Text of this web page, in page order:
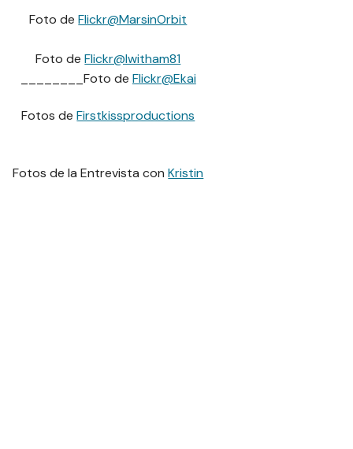
Foto deFlickr@MarsinOrbit
Foto deFlickr@lwitham81
________Foto de Flickr@Ekai
Fotos deFirstkissproductions
Fotos de la Entrevista conKristin